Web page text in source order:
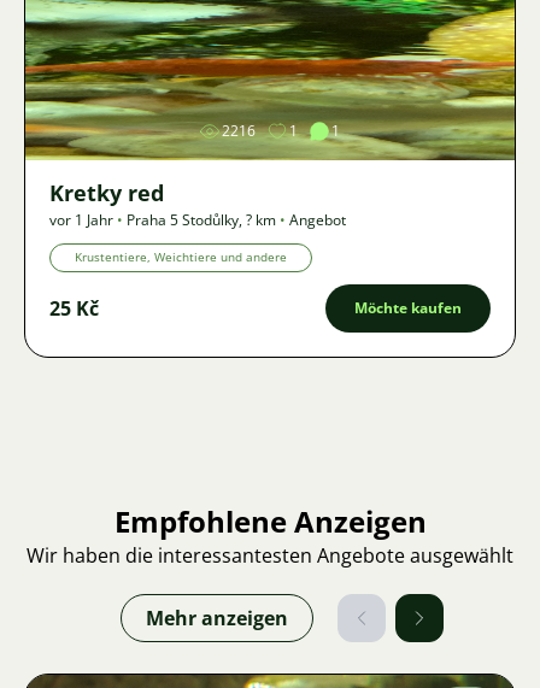
Bild
2216 1 1
Kretky red
vor 1 Jahr • Praha 5 Stodůlky,? km • Angebot
Krustentiere, Weichtiere und andere
25 Kč Möchte kaufen
Empfohlene Anzeigen
Wir haben die interessantesten Angebote ausgewählt
Mehr anzeigen